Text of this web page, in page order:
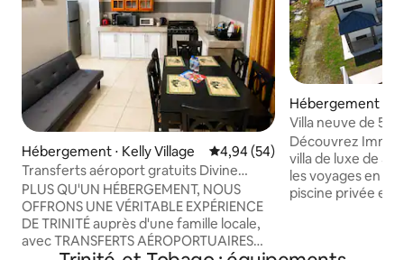
Hébergement ⋅ Kelly Village Évaluation moyenne sur la
4,94 (54)
Transferts aéroport gratuits Divine
Source 1 : appartement entier
PLUS QU'UN HÉBERGEMENT, NOUS
OFFRONS UNE VÉRITABLE EXPÉRIENCE
DE TRINITÉ auprès d'une famille locale,
avec TRANSFERTS AÉROPORTUAIRES
Hébergement ⋅
Villa neuve de 5
Cinéma • Salle de
Découvrez
villa de luxe de 5
les voyages en
piscine privée et